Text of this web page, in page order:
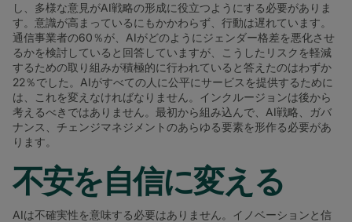
し、多様な意見がAI戦略の形成に役立つようにする必要がありま
す。意識が高まっているにもかかわらず、行動は遅れています。
通信事業者の60％が、AIがどのようにジェンダー格差を悪化させ
るかを検討していると回答していますが、こうしたリスクを軽減
するための取り組みが積極的に行われていると答えたのはわずか
22％でした。AIがすべての人に公平にサービスを提供するために
は、これを変えなければなりません。インクルージョンは後から
考えるべきではありません。最初から組み込んで、AI戦略、ガバ
ナンス、チェンジマネジメントのあらゆる要素を形作る必要があ
ります。
不安を自信に変える
AIは不確実性を意味する必要はありません。イノベーションと信